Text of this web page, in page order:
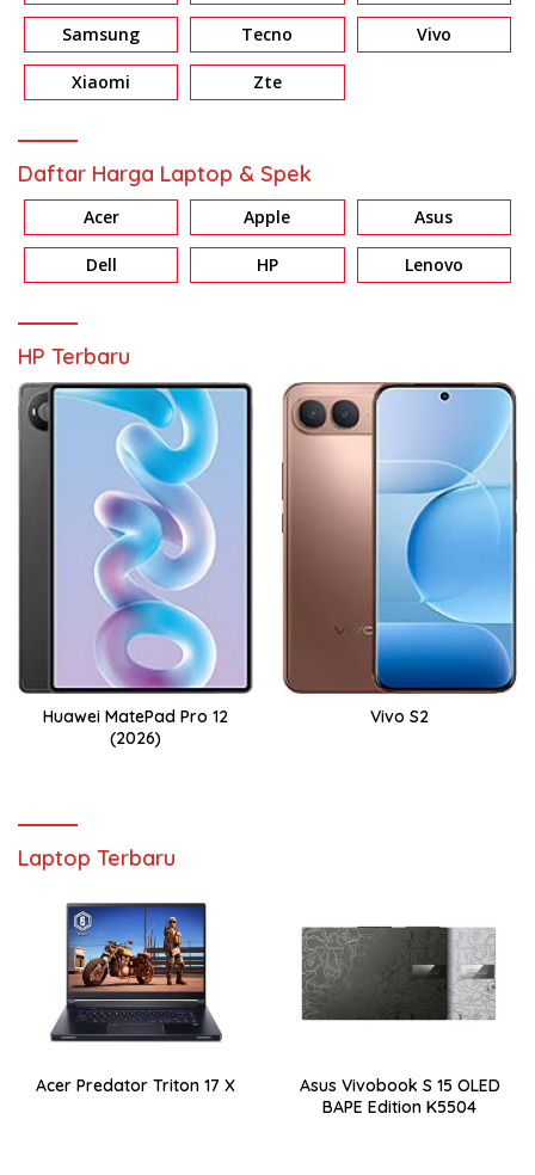
Samsung Tecno Vivo
Xiaomi Zte
Daftar Harga Laptop & Spek
Acer Apple Asus
Dell HP Lenovo
HP Terbaru
Huawei MatePad Pro 12
(2026)
Vivo S2
Laptop Terbaru
Acer Predator Triton 17 X
Asus Vivobook S 15 OLED
BAPE Edition K5504